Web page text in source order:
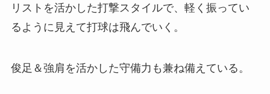
リストを活かした打撃スタイルで、軽く振ってい
るように見えて打球は飛んでいく。
俊足＆強肩を活かした守備力も兼ね備えている。